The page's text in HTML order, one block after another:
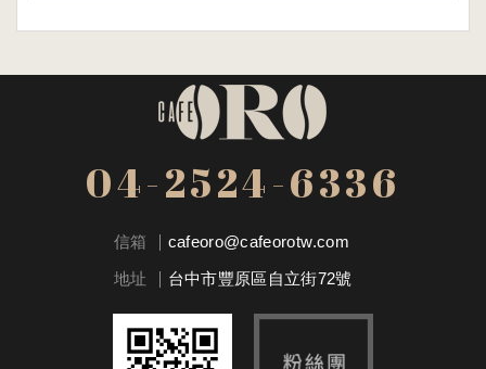
04-2524-6336
信箱
cafeoro@cafeorotw.com
地址
台中市豐原區自立街72號